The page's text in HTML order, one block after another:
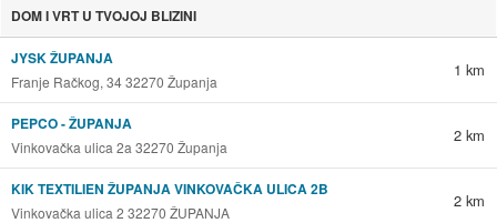
DOM I VRT U TVOJOJ BLIZINI
JYSK ŽUPANJA
Franje Račkog, 34 32270 Županja
1 km
PEPCO - ŽUPANJA
Vinkovačka ulica 2a 32270 Županja
2 km
KIK TEXTILIEN ŽUPANJA VINKOVAČKA ULICA 2B
Vinkovačka ulica 2 32270 ŽUPANJA
2 km